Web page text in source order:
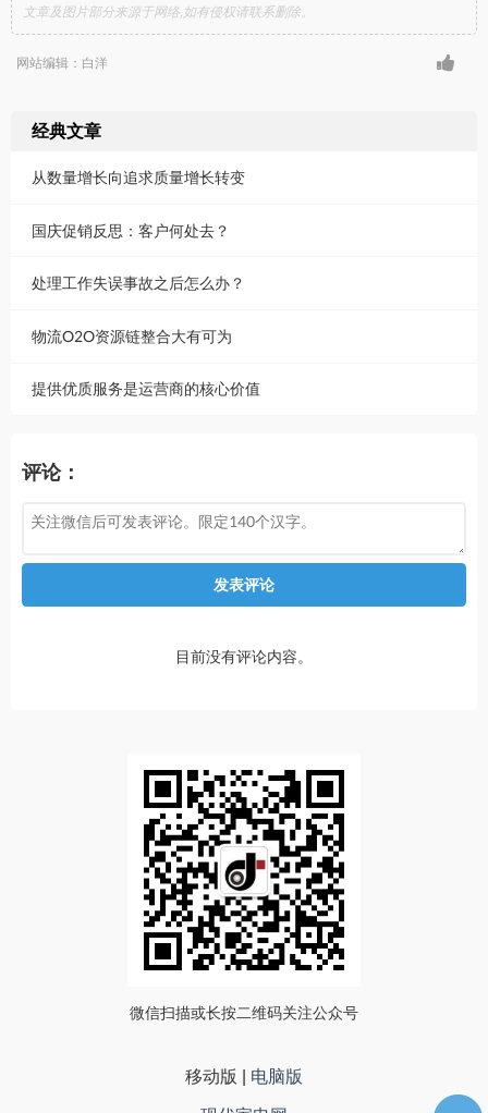
文章及图片部分来源于网络,如有侵权请联系删除。
网站编辑：白洋
经典文章
从数量增长向追求质量增长转变
国庆促销反思：客户何处去？
处理工作失误事故之后怎么办？
物流O2O资源链整合大有可为
提供优质服务是运营商的核心价值
评论：
发表评论
目前没有评论内容。
微信扫描或长按二维码关注公众号
移动版 电脑版